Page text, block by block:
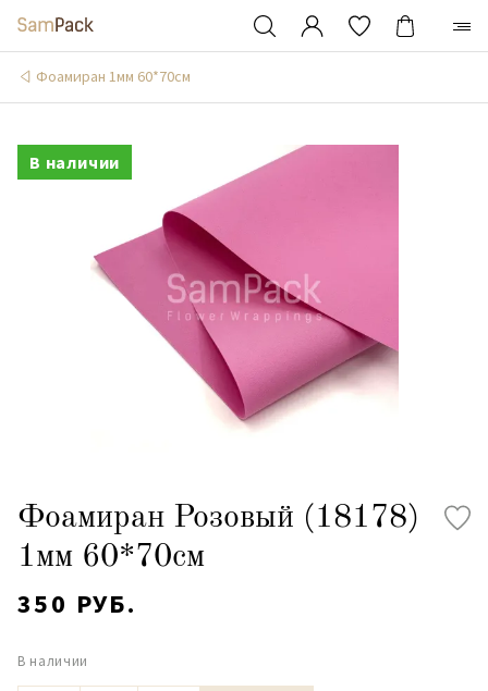
Фоамиран 1мм 60*70см
В наличии
Фоамиран Розовый (18178)
1мм 60*70см
350 РУБ.
В наличии